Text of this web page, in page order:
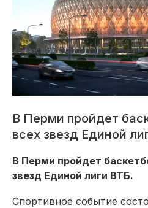
В Перми пройдет
всех звезд Единой
В Перми пройдет
звезд Единой лиги ВТБ.
Спортивное событие